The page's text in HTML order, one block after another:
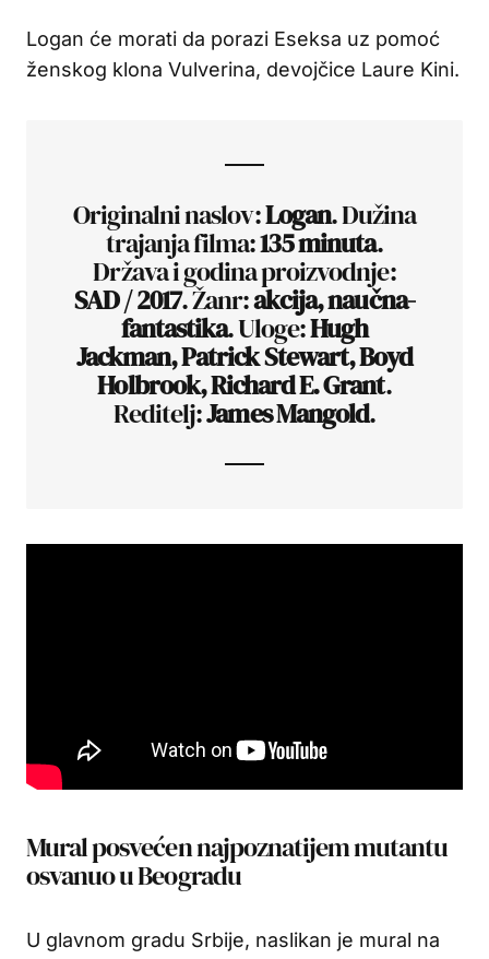
Logan će morati da porazi Eseksa uz pomoć
ženskog klona Vulverina, devojčice Laure Kini.
Originalni naslov:Logan. Dužina
trajanja filma:135 minuta.
Država i godina proizvodnje:
SAD / 2017. Žanr:akcija, naučna-
fantastika. Uloge:Hugh
Jackman, Patrick Stewart, Boyd
Holbrook, Richard E. Grant.
Reditelj:James Mangold.
Mural posvećen najpoznatijem mutantu
osvanuo u Beogradu
U glavnom gradu Srbije, naslikan je mural na